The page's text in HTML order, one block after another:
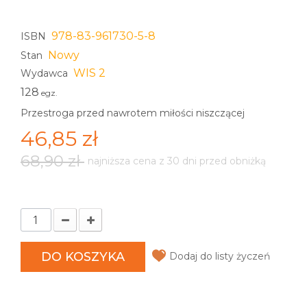
ISBN 978-83-961730-5-8
Stan Nowy
Wydawca WIS 2
128 egz.
Przestroga przed nawrotem miłości niszczącej
46,85 zł
68,90 zł najniższa cena z 30 dni przed obniżką
DO KOSZYKA Dodaj do listy życzeń